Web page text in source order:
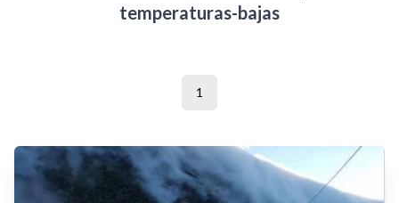
temperaturas-bajas
1